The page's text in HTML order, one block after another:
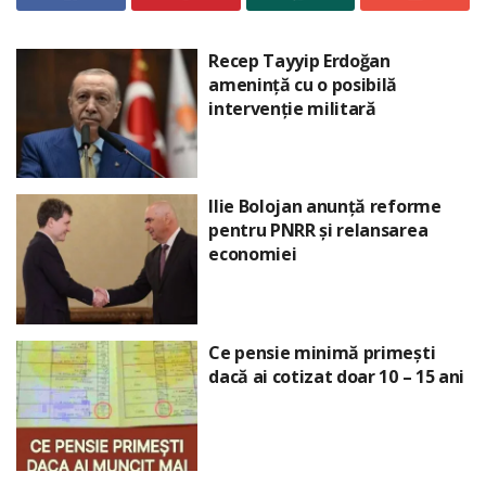
Recep Tayyip Erdoğan
amenință cu o posibilă
intervenție militară
Ilie Bolojan anunță reforme
pentru PNRR și relansarea
economiei
Ce pensie minimă primești
dacă ai cotizat doar 10 – 15 ani